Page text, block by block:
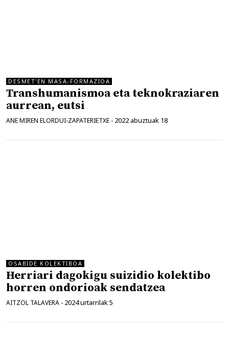
DESMET'EN MASA-FORMAZIOA
Transhumanismoa eta teknokraziaren
aurrean, eutsi
ANE MIREN ELORDUI-ZAPATERIETXE - 2022 abuztuak 18
OSABIDE KOLEKTIBOA
Herriari dagokigu suizidio kolektibo
horren ondorioak sendatzea
AITZOL TALAVERA - 2024 urtarrilak 5